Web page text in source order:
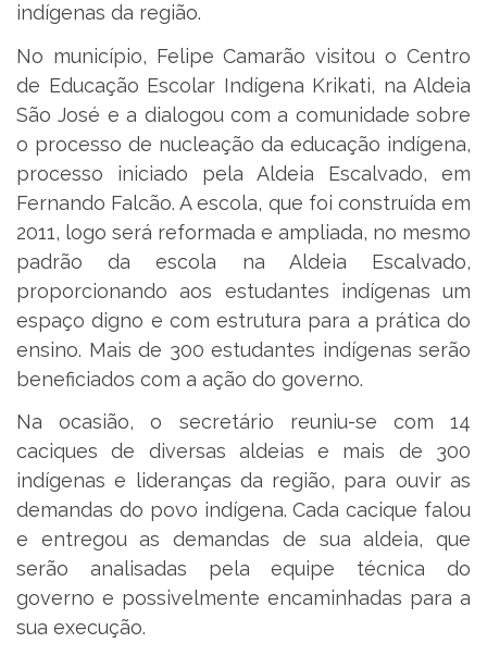
indígenas da região.
No município, Felipe Camarão visitou o Centro
de Educação Escolar Indígena Krikati, na Aldeia
São José e a dialogou com a comunidade sobre
o processo de nucleação da educação indígena,
processo iniciado pela Aldeia Escalvado, em
Fernando Falcão. A escola, que foi construída em
2011, logo será reformada e ampliada, no mesmo
padrão da escola na Aldeia Escalvado,
proporcionando aos estudantes indígenas um
espaço digno e com estrutura para a prática do
ensino. Mais de 300 estudantes indígenas serão
beneficiados com a ação do governo.
Na ocasião, o secretário reuniu-se com 14
caciques de diversas aldeias e mais de 300
indígenas e lideranças da região, para ouvir as
demandas do povo indígena. Cada cacique falou
e entregou as demandas de sua aldeia, que
serão analisadas pela equipe técnica do
governo e possivelmente encaminhadas para a
sua execução.